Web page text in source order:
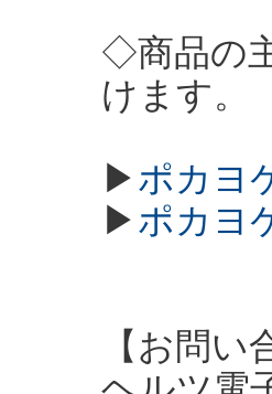
◇商品の
けます。
▶ポカヨ
▶ポカヨ
【お問い